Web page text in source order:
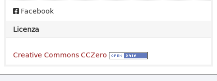
Facebook
Licenza
Creative Commons CCZero